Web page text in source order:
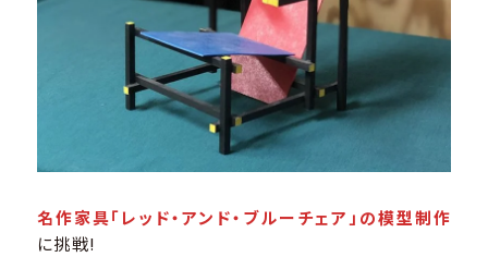
名作家具「レッド・アンド・ブルーチェア」の模型制作
に挑戦!